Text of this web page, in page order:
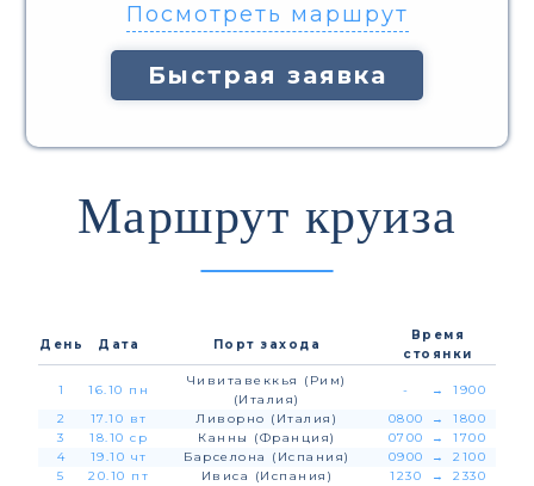
Посмотреть маршрут
Быстрая заявка
Маршрут круиза
День Дата Порт захода
Время
стоянки
1 16.10 пн
Чивитавеккья (Рим)
(Италия)
- →
1900
2
17.10 вт Ливорно (Италия) 0800 →
1800
3
18.10 ср Канны (Франция) 0700 →
1700
4
19.10 чт Барселона (Испания) 0900 →
2100
5
20.10 пт Ивиса (Испания) 1230 →
2330